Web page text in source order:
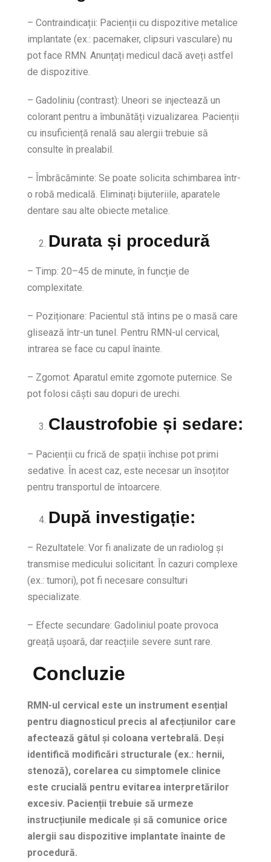
– Contraindicații: Pacienții cu dispozitive metalice
implantate (ex.: pacemaker, clipsuri vasculare) nu
pot face RMN. Anunțați medicul dacă aveți astfel
de dispozitive.
– Gadoliniu (contrast): Uneori se injectează un
colorant pentru a îmbunătăți vizualizarea. Pacienții
cu insuficiență renală sau alergii trebuie să
consulte în prealabil.
– Îmbrăcăminte: Se poate solicita schimbarea într-
o robă medicală. Eliminați bijuteriile, aparatele
dentare sau alte obiecte metalice.
Durata și procedură
– Timp: 20–45 de minute, în funcție de
complexitate.
– Poziționare: Pacientul stă întins pe o masă care
glisează într-un tunel. Pentru RMN-ul cervical,
intrarea se face cu capul înainte.
– Zgomot: Aparatul emite zgomote puternice. Se
pot folosi căști sau dopuri de urechi.
Claustrofobie și sedare:
– Pacienții cu frică de spații închise pot primi
sedative. În acest caz, este necesar un însoțitor
pentru transportul de întoarcere.
După investigație:
– Rezultatele: Vor fi analizate de un radiolog și
transmise medicului solicitant. În cazuri complexe
(ex.: tumori), pot fi necesare consulturi
specializate.
– Efecte secundare: Gadoliniul poate provoca
greață ușoară, dar reacțiile severe sunt rare.
Concluzie
RMN-ul cervical este un instrument esențial
pentru diagnosticul precis al afecțiunilor care
afectează gâtul și coloana vertebrală. Deși
identifică modificări structurale (ex.: hernii,
stenoză), corelarea cu simptomele clinice
este crucială pentru evitarea interpretărilor
excesiv. Pacienții trebuie să urmeze
instrucțiunile medicale și să comunice orice
alergii sau dispozitive implantate înainte de
procedură.